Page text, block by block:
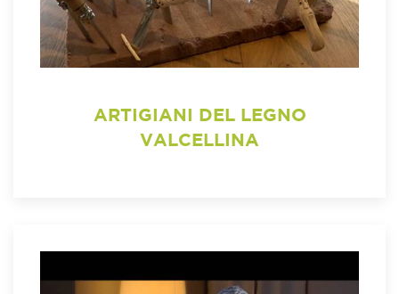
ARTIGIANI DEL LEGNO
VALCELLINA